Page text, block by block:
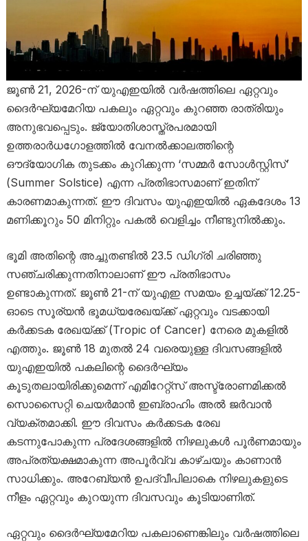
ജൂൺ 21, 2026-ന് യുഎഇയിൽ വർഷത്തിലെ ഏറ്റവും
ദൈർഘ്യമേറിയ പകലും ഏറ്റവും കുറഞ്ഞ രാത്രിയും
അനുഭവപ്പെടും. ജ്യോതിശാസ്ത്രപരമായി
ഉത്തരാർധഗോളത്തിൽ വേനൽക്കാലത്തിന്റെ
ഔദ്യോഗിക തുടക്കം കുറിക്കുന്ന ‘സമ്മർ സോൾസ്റ്റിസ്’
(Summer Solstice) എന്ന പ്രതിഭാസമാണ് ഇതിന്
കാരണമാകുന്നത്. ഈ ദിവസം യുഎഇയിൽ ഏകദേശം 13
മണിക്കൂറും 50 മിനിറ്റും പകൽ വെളിച്ചം നീണ്ടുനിൽക്കും.
ഭൂമി അതിന്റെ അച്ചുതണ്ടിൽ 23.5 ഡിഗ്രി ചരിഞ്ഞു
സഞ്ചരിക്കുന്നതിനാലാണ് ഈ പ്രതിഭാസം
ഉണ്ടാകുന്നത്. ജൂൺ 21-ന് യുഎഇ സമയം ഉച്ചയ്ക്ക് 12.25-
ഓടെ സൂര്യൻ ഭൂമധ്യരേഖയ്ക്ക് ഏറ്റവും വടക്കായി
കർക്കടക രേഖയ്ക്ക് (Tropic of Cancer) നേരെ മുകളിൽ
എത്തും. ജൂൺ 18 മുതൽ 24 വരെയുള്ള ദിവസങ്ങളിൽ
യുഎഇയിൽ പകലിന്റെ ദൈർഘ്യം
കൂടുതലായിരിക്കുമെന്ന് എമിറേറ്റ്സ് അസ്ട്രോണമിക്കൽ
സൊസൈറ്റി ചെയർമാൻ ഇബ്രാഹിം അൽ ജർവാൻ
വ്യക്തമാക്കി. ഈ ദിവസം കർക്കടക രേഖ
കടന്നുപോകുന്ന പ്രദേശങ്ങളിൽ നിഴലുകൾ പൂർണമായും
അപ്രത്യക്ഷമാകുന്ന അപൂർവ്വ കാഴ്ചയും കാണാൻ
സാധിക്കും. അറേബ്യൻ ഉപദ്വീപിലാകെ നിഴലുകളുടെ
നീളം ഏറ്റവും കുറയുന്ന ദിവസവും കൂടിയാണിത്.
ഏറ്റവും ദൈർഘ്യമേറിയ പകലാണെങ്കിലും വർഷത്തിലെ